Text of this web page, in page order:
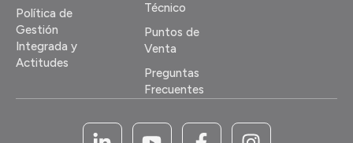
Política de
Gestión
Integrada y
Actitudes
Técnico
Puntos de
Venta
Preguntas
Frecuentes